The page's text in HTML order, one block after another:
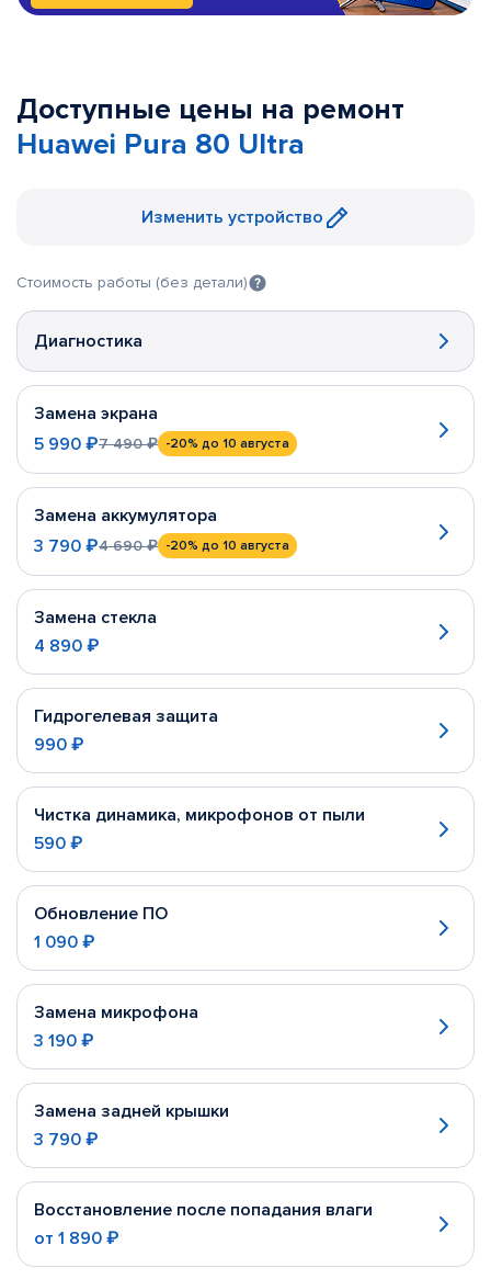
Доступные цены на ремонт
Huawei Pura 80 Ultra
Изменить устройство
Стоимость работы (без детали)
Диагностика
Замена экрана
5 990 ₽7 490 ₽ -20% до 10 августа
Замена аккумулятора
3 790 ₽4 690 ₽ -20% до 10 августа
Замена стекла
4 890 ₽
Гидрогелевая защита
990 ₽
Чистка динамика, микрофонов от пыли
590 ₽
Обновление ПО
1 090 ₽
Замена микрофона
3 190 ₽
Замена задней крышки
3 790 ₽
Восстановление после попадания влаги
от 1 890 ₽